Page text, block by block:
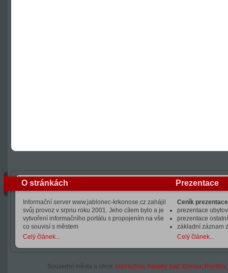
O stránkách
Informační server www.jablonec-krkonose.cz zahájil
svůj provoz v srpnu roku 2001. Jeho cílem bylo a je
vytvoření informačního portálu s propojením na vše
co souvisí s městem
Celý článek...
Prezentace
Ceník
prezentace
prezentace
základní záznam
Celý článek...
Sousední města a obce: Harrachov, Paseky nad Jizerou, Poniklá,